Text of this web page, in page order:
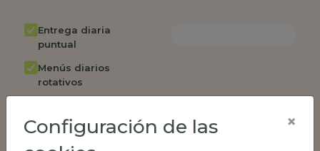
Entrega diaria
puntual
Menús diarios
rotativos
semanalmente
Factura única
Configuración de las
×